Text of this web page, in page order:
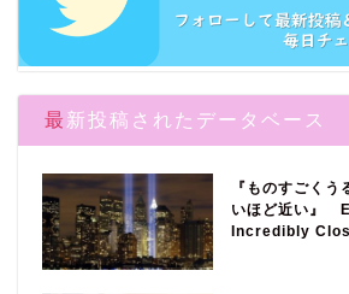
最新投稿されたデータベース
『ものすごく
いほど近い』
Incredibly